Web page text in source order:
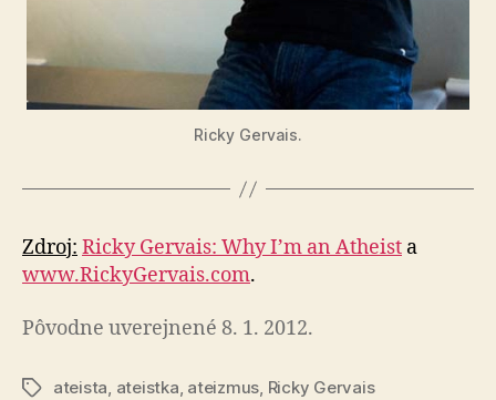
Ricky Gervais.
Zdroj: Ricky Gervais: Why I’m an Atheist a
www.RickyGervais.com.
Pôvodne uverejnené 8. 1. 2012.
Značkyateista ateistka ateizmus Ricky Gervais